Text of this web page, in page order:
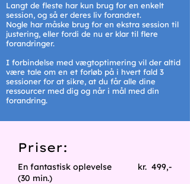
Langt de fleste har kun brug for en enkelt
session, og så er deres liv forandret.
Nogle har måske brug for en ekstra session til
justering, eller fordi de nu er klar til flere
forandringer.
I forbindelse med vægtoptimering vil der altid
være tale om en et forløb på i hvert fald 3
sessioner for at sikre, at du får alle dine
ressourcer med dig og når i mål med din
forandring.
Priser:
En fantastisk oplevelse
(30 min.)
kr. 499,-